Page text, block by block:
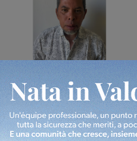
Sospese le ricerche sul
campo di Miah Billal, il
Prefetto di Arezzo:
“L’attenzione delle
istituzioni su questa
vicenda resta alta”